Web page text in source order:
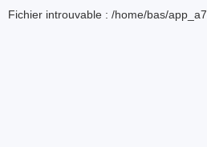
Fichier introuvable : /home/bas/